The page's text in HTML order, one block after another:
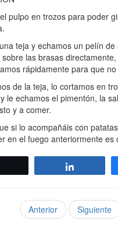
pulpo en trozos para poder
teja y echamos un pelín de
las brasas
rápidamente para que
de la teja, lo cortamos en
le echamos el pimentón, la
y a comer.
si lo acompañáis con
en el fuego anteriormente es
Anterior Siguiente